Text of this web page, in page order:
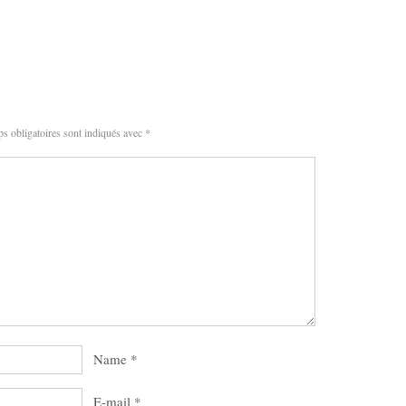
obligatoires sont indiqués avec *
Name *
E-mail *